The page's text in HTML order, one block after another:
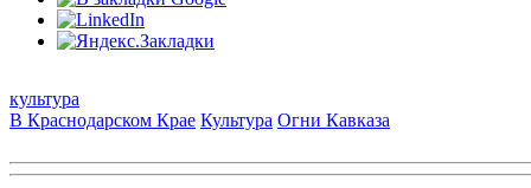
культура
В Краснодарском Крае Культура Огни Кавказа